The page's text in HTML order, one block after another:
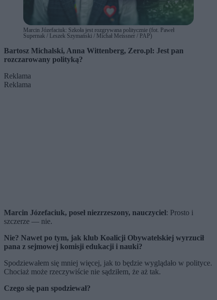
Marcin Józefaciuk: Szkoła jest rozgrywana politycznie (fot. Paweł
Supernak / Leszek Szymański / Michał Meissner / PAP)
Bartosz Michalski, Anna Wittenberg, Zero.pl: Jest pan
rozczarowany polityką?
Reklama
Reklama
Marcin Józefaciuk, poseł niezrzeszony, nauczyciel: Prosto i
szczerze — nie.
Nie? Nawet po tym, jak klub Koalicji Obywatelskiej wyrzucił
pana z sejmowej komisji edukacji i nauki?
Spodziewałem się mniej więcej, jak to będzie wyglądało w polityce.
Chociaż może rzeczywiście nie sądziłem, że aż tak.
Czego się pan spodziewał?